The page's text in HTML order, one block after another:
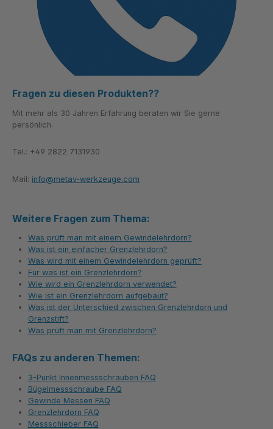
Fragen zu diesen Produkten??
Mit mehr als 30 Jahren Erfahrung beraten wir Sie gerne
persönlich.
Tel.: +49 2822 7131930
Mail: info@metav-werkzeuge.com
Weitere Fragen zum Thema:
Was prüft man mit einem Gewindelehrdorn?
Was ist ein einfacher Grenzlehrdorn?
Was wird mit einem Gewindelehrdorn geprüft?
Für was ist ein Grenzlehrdorn?
Wie wird ein Grenzlehrdorn verwendet?
Wie ist ein Grenzlehrdorn aufgebaut?
Was ist der Unterschied zwischen Grenzlehrdorn und
Grenzstift?
Was prüft man mit Grenzlehrdorn?
FAQs zu anderen Themen:
3-Punkt Innenmessschrauben FAQ
Bügelmessschraube FAQ
Gewinde Messen FAQ
Grenzlehrdorn FAQ
Messschieber FAQ